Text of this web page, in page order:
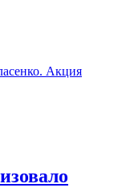
Акция